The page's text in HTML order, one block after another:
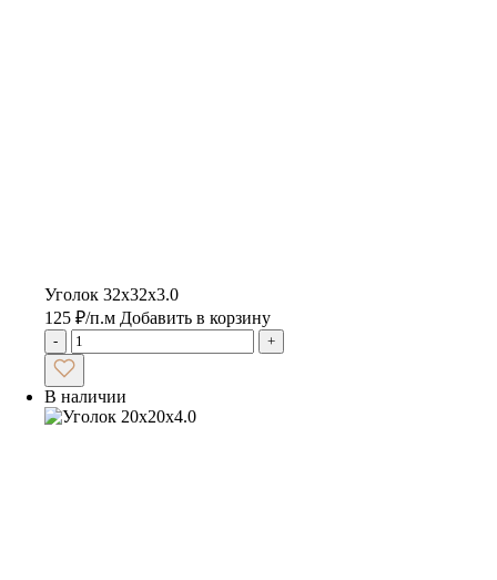
Уголок 32х32х3.0
125 ₽/п.м Добавить в корзину
- +
В наличии